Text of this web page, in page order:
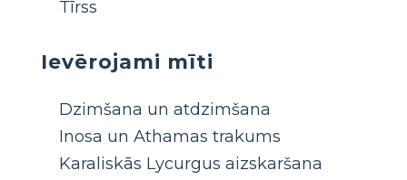
Tīrss
Ievērojami mīti
Dzimšana un atdzimšana
Inosa un Athamas trakums
Karaliskās Lycurgus aizskaršana